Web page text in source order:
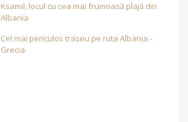
Ksamil, locul cu cea mai frumoasă plajă din
Albania
Cel mai periculos traseu pe ruta Albania -
Grecia